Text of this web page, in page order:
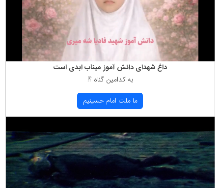
داغ شهدای دانش آموز میناب ابدی است
به كدامین گناه ؟!
ما ملت امام حسینیم